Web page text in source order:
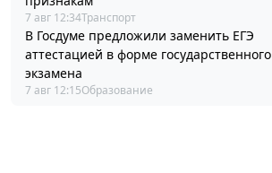
7 авг 12:34Транспорт
В Госдуме предложили заменить ЕГЭ
аттестацией в форме государственного
экзамена
7 авг 12:15Образование